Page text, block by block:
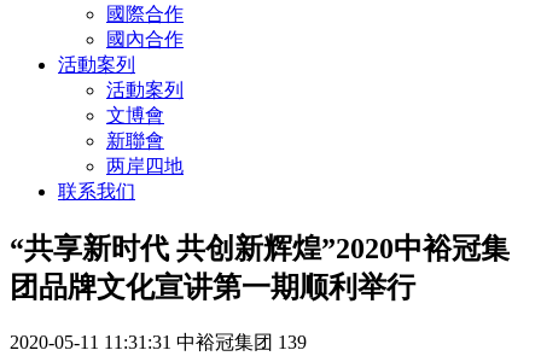
國際合作
國內合作
活動案列
活動案列
文博會
新聯會
两岸四地
联系我们
“共享新时代 共创新辉煌”2020中裕冠集
团品牌文化宣讲第一期顺利举行
2020-05-11 11:31:31 中裕冠集团 139